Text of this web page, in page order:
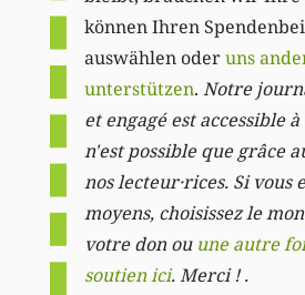
können Ihren
auswählen oderuns
unterstützen. Notre
et engagé est accessible à
n'est possible que grâce
nos lecteur·rices. Si vous
moyens, choisissez le
votre don ou une autre
soutien ici. Merci ! .